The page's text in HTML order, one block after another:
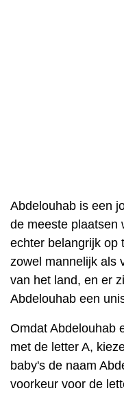
Abdelouhab is een
de meeste plaatsen
echter belangrijk op
zowel mannelijk als
van het land, en er
Abdelouhab een
Omdat Abdelouhab
met de letter A,
baby's de naam
voorkeur voor de